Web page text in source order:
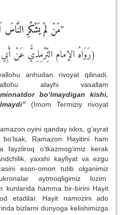
"مَنْ لمْ يَشْكُرِ النَّاسَ
(رَوَاهُ الإمام التِّرْمِذِيُّ عَنْ
anhudan rivoyat qilinadi,
alayhi vasallam
bo‘lmaydigan kishi,
(Imom Termiziy rivoyat
oyini qanday ixlos, g‘ayrat
Ramazon Hayitini ham
fayzliroq o‘tkazmog‘imiz kerak
yaxshi kayfiyat va ezgu
eson-omon tutib olganimiz
aytmoqligimiz lozim.
kunlarida hamma bir-birini Hayit
etadilar. Hayit namozini ado
bizlarni dunyoga kelishimizga